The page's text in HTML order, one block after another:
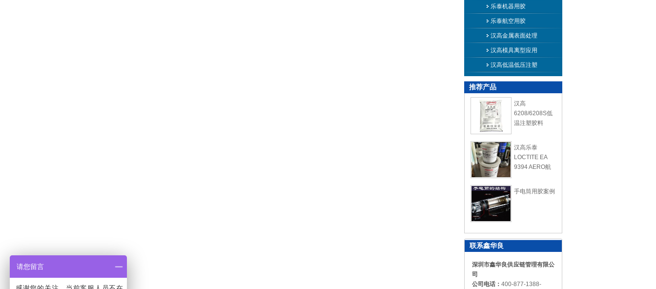
乐泰机器用胶
乐泰航空用胶
汉高金属表面处理
汉高模具离型应用
汉高低温低压注塑
推荐产品
汉高
6208/6208S低
温注塑胶料
汉高乐泰
LOCTITE EA
9394 AERO航
手电筒用胶案例
联系鑫华良
深圳市鑫华良供应链管理有限公
司
公司电话： 400-877-1388-
请您留言